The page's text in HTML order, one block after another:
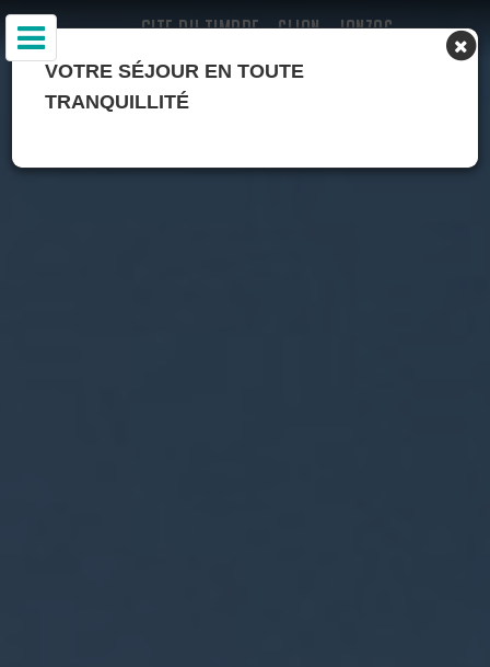
GITE DU TIMBRE - CLION - JONZAC
VOTRE SÉJOUR EN TOUTE
TRANQUILLITÉ